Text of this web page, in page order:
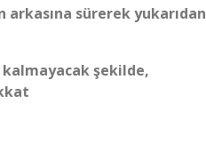
arkasına sürerek yukarıdan
şekilde,